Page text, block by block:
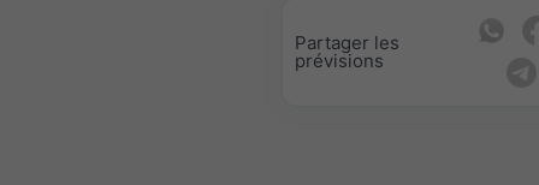
Partager les
prévisions